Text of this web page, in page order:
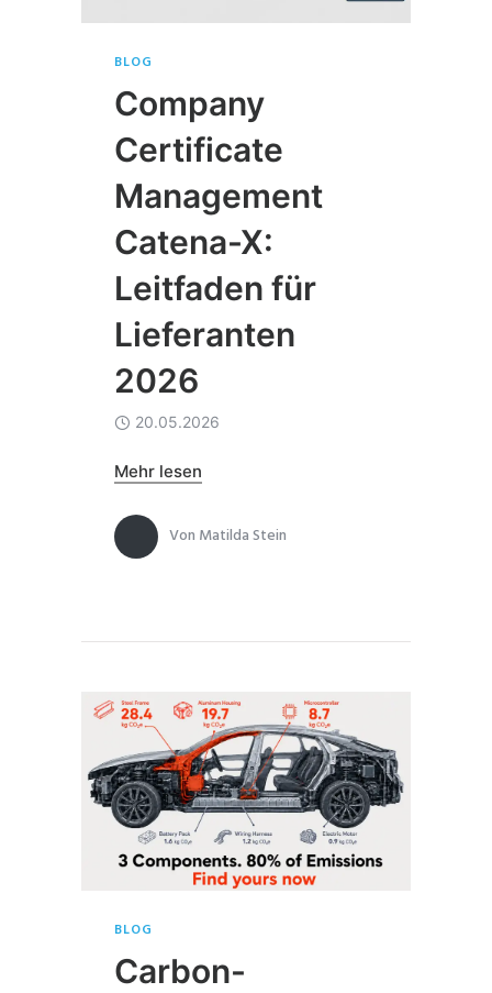
BLOG
Company
Certificate
Management
Catena-X:
Leitfaden für
Lieferanten
2026
20.05.2026
Mehr lesen
Von Matilda Stein
BLOG
Carbon-